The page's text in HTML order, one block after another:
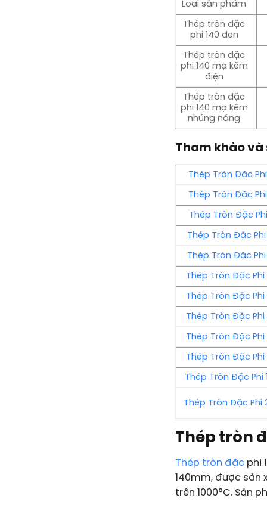
Loại sản phẩm
Thép tròn đặc
phi 140 đen
Thép tròn đặc
phi 140 mạ kẽm
điện
Thép tròn đặc
phi 140 mạ kẽm
nhúng nóng
Tham khảo
Thép Tròn Đặc
Thép Tròn Đặc
Thép Tròn Đặc Phi
Thép Tròn Đặc Phi
Thép Tròn Đặc Phi
Thép Tròn Đặc Phi
Thép Tròn Đặc Phi
Thép Tròn Đặc Phi
Thép Tròn Đặc Phi
Thép Tròn Đặc Phi
Thép Tròn Đặc Phi
Thép Tròn Đặc Phi
Thép tròn
Thép tròn đặc phi
140mm, được
trên 1000°C. Sản